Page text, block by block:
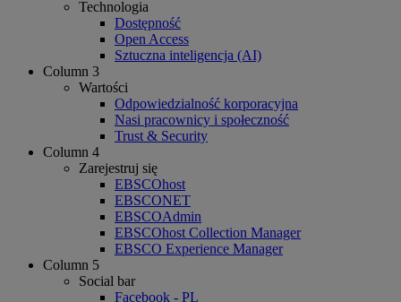
Technologia
Dostępność
Open Access
Sztuczna inteligencja (AI)
Column 3
Wartości
Odpowiedzialność korporacyjna
Nasi pracownicy i społeczność
Trust & Security
Column 4
Zarejestruj się
EBSCOhost
EBSCONET
EBSCOAdmin
EBSCOhost Collection Manager
EBSCO Experience Manager
Column 5
Social bar
Facebook - PL